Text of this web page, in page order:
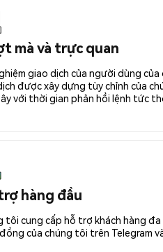
mà và trực quan
giao dịch của người dùng
được xây dựng tùy chỉnh của
với thời gian phản hồi lệnh tức
hàng đầu
tôi cung cấp hỗ trợ khách hàng
của chúng tôi trên Telegram